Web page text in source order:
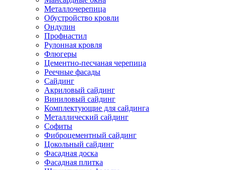
Металлочерепица
Обустройство кровли
Ондулин
Профнастил
Рулонная кровля
Флюгеры
Цементно-песчаная черепица
Реечные фасады
Сайдинг
Акриловый сайдинг
Виниловый сайдинг
Комплектующие для сайдинга
Металлический сайдинг
Софиты
Фиброцементный сайдинг
Цокольный сайдинг
Фасадная доска
Фасадная плитка